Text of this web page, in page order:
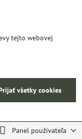
Panel používateľa
tejto webovej
všetky cookies